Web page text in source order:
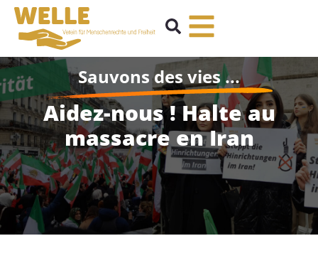
Sauvons des vies ...
Aidez-nous ! Halte au
massacre en Iran